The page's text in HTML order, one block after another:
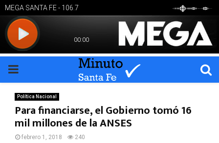
PRIMARY
MENU
Política Nacional
Para financiarse, el Gobierno tomó 16
mil millones de la ANSES
febrero 1, 2018 240